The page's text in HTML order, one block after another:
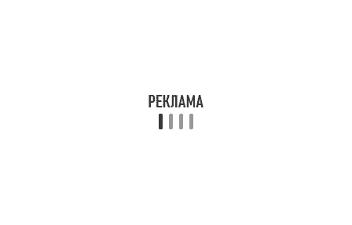
изоляции. Для удаления изоляции не требуется
подбирать диаметр сечения кабеля.